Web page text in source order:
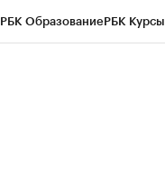
РБК ОбразованиеРБК Курсы